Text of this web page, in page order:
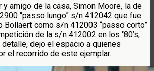
amigo de la casa, Simon Moore, la de
“passo lungo” s/n 412042 que fue
Bollaert como s/n 412003 “passo corto”
de la s/n 412002 en los ‘80’s,
detalle, dejo el espacio a quienes
el recorrido de este ejemplar.